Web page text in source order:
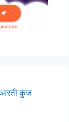
कुंज